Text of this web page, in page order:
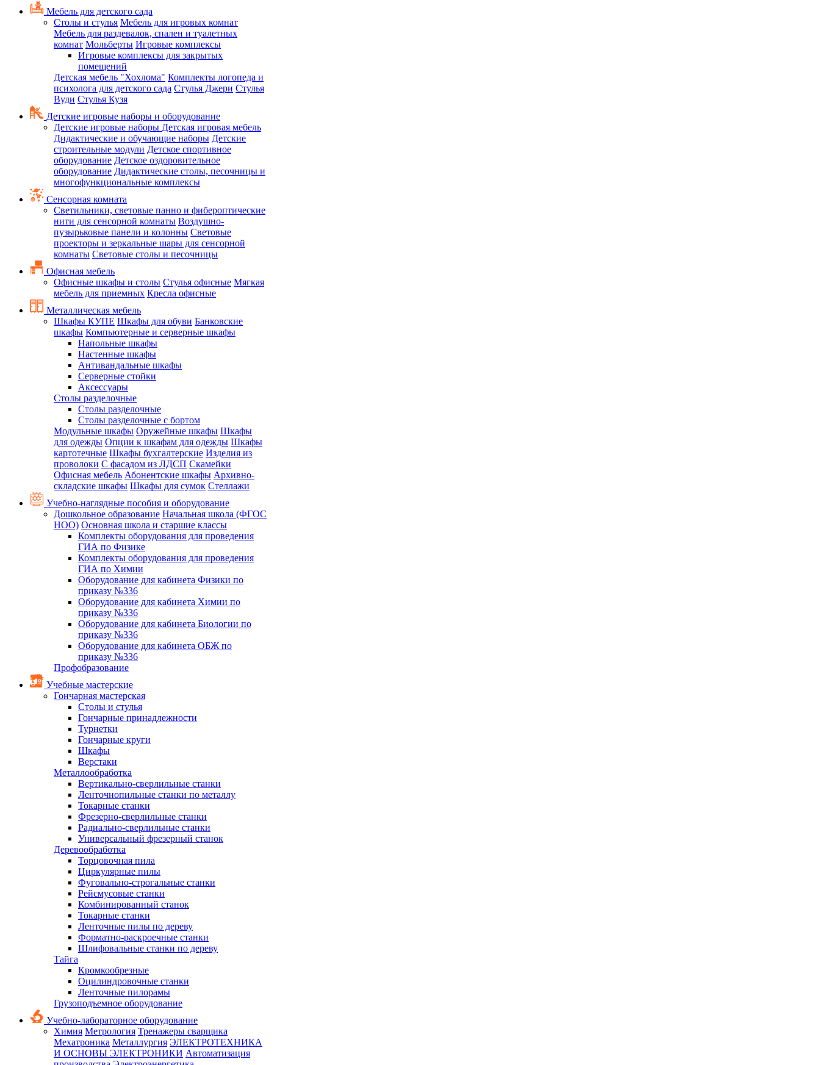
Мебель для детского сада
Столы и стулья Мебель для игровых комнат
Мебель для раздевалок, спален и туалетных
комнат Мольберты Игровые комплексы
Игровые комплексы для закрытых
помещений
Детская мебель "Хохлома" Комплекты логопеда и
психолога для детского сада Стулья Джери Стулья
Вуди Стулья Кузя
Детские игровые наборы и оборудование
Детские игровые наборы Детская игровая мебель
Дидактические и обучающие наборы Детские
строительные модули Детское спортивное
оборудование Детское оздоровительное
оборудование Дидактические столы, песочницы и
многофункциональные комплексы
Сенсорная комната
Светильники, световые панно и фибероптические
нити для сенсорной комнаты Воздушно-
пузырьковые панели и колонны Световые
проекторы и зеркальные шары для сенсорной
комнаты Световые столы и песочницы
Офисная мебель
Офисные шкафы и столы Стулья офисные Мягкая
мебель для приемных Кресла офисные
Металлическая мебель
Шкафы КУПЕ Шкафы для обуви Банковские
шкафы Компьютерные и серверные шкафы
Напольные шкафы
Настенные шкафы
Антивандальные шкафы
Серверные стойки
Аксессуары
Столы разделочные
Столы разделочные
Столы разделочные с бортом
Модульные шкафы Оружейные шкафы Шкафы
для одежды Опции к шкафам для одежды Шкафы
картотечные Шкафы бухгалтерские Изделия из
проволоки С фасадом из ЛДСП Скамейки
Офисная мебель Абонентские шкафы Архивно-
складские шкафы Шкафы для сумок Стеллажи
Учебно-наглядные пособия и оборудование
Дошкольное образование Начальная школа (ФГОС
НОО) Основная школа и старшие классы
Комплекты оборудования для проведения
ГИА по Физике
Комплекты оборудования для проведения
ГИА по Химии
Оборудование для кабинета Физики по
приказу №336
Оборудование для кабинета Химии по
приказу №336
Оборудование для кабинета Биологии по
приказу №336
Оборудование для кабинета ОБЖ по
приказу №336
Профобразование
Учебные мастерские
Гончарная мастерская
Столы и стулья
Гончарные принадлежности
Турнетки
Гончарные круги
Шкафы
Верстаки
Металлообработка
Вертикально-сверлильные станки
Ленточнопильные станки по металлу
Токарные станки
Фрезерно-сверлильные станки
Радиально-сверлильные станки
Универсальный фрезерный станок
Деревообработка
Торцовочная пила
Циркулярные пилы
Фуговально-строгальные станки
Рейсмусовые станки
Комбинированный станок
Токарные станки
Ленточные пилы по дереву
Форматно-раскроечные станки
Шлифовальные станки по дереву
Тайга
Кромкообрезные
Оцилиндровочные станки
Ленточные пилорамы
Грузоподъемное оборудование
Учебно-лабораторное оборудование
Химия Метрология Тренажеры сварщика
Мехатроника Металлургия ЭЛЕКТРОТЕХНИКА
И ОСНОВЫ ЭЛЕКТРОНИКИ Автоматизация